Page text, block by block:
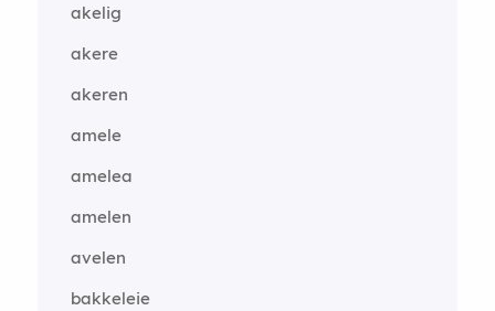
akelig
akere
akeren
amele
amelea
amelen
avelen
bakkeleie